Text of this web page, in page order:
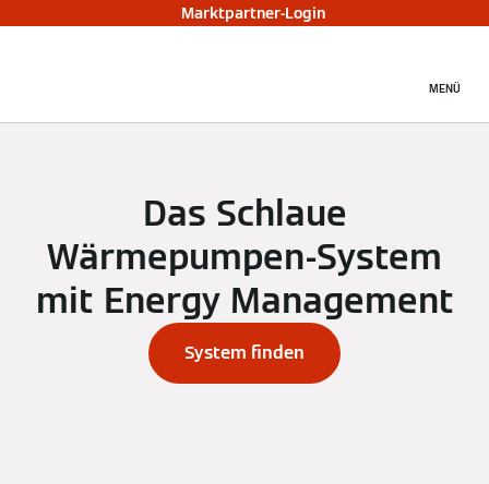
Marktpartner-Login
MENÜ
Das Schlaue
Wärmepumpen-System
mit Energy Management
System finden